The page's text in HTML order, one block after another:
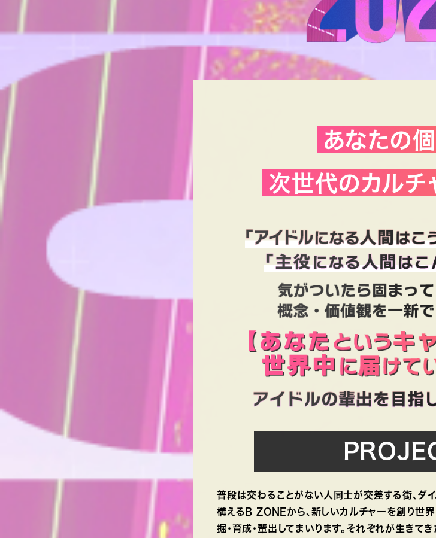
あなたの
次世代のカルチ
普段は交わることがない人同士が交差する街、ダイ
構えるB ZONEから、新しいカルチャーを創り世
掘・育成・輩出してまいります。それぞれが生きて